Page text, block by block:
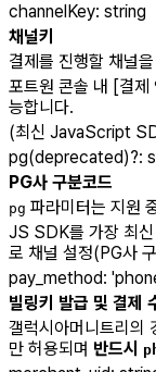
channelKey: string
채널키
결제를 진행할 채널
포트원 콘솔 내 [결
능합니다.
(최신 JavaScript
pg(deprecated)?:
PG사 구분코드
pg 파라미터는 지원
JS SDK를 가장 최신
로 채널 설정(PG사
pay_method:
빌링키 발급 및 결제
갤럭시아머니트리의
만 허용되며 반드시